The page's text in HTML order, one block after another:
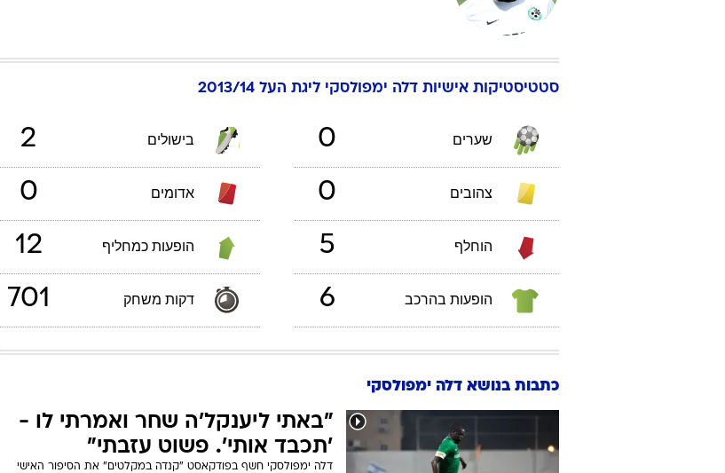
סטטיסטיקות אישיות דלה ימפולסקי ליגת העל 2013/14
שערים 0 בישולים 2
צהובים 0 אדומים 0
הוחלף 5 הופעות כמחליף 12
הופעות בהרכב 6 דקות משחק 701
כתבות בנושא דלה ימפולסקי
"באתי ליענקל'ה שחר ואמרתי לו -
'תכבד אותי'. פשוט עזבתי"
דלה ימפולסקי חשף בפודקאסט "קנדה במקלטים" את הסיפור האישי